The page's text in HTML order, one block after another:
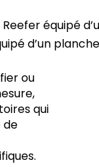
d’un
ou
qui
de